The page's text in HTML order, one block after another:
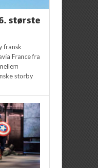
største
fransk
France fra
storby